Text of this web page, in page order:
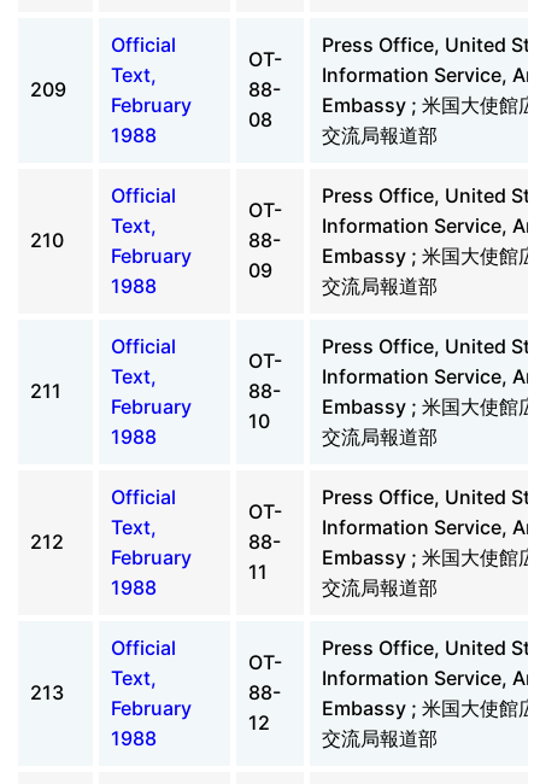
209
Official
Text,
February
1988
OT-
88-
08
Press Office, United
Information Service,
Embassy ; 米国大使館
交流局報道部
210
Official
Text,
February
1988
OT-
88-
09
Press Office, United
Information Service,
Embassy ; 米国大使館
交流局報道部
211
Official
Text,
February
1988
OT-
88-
10
Press Office, United
Information Service,
Embassy ; 米国大使館
交流局報道部
212
Official
Text,
February
1988
OT-
88-
11
Press Office, United
Information Service,
Embassy ; 米国大使館
交流局報道部
213
Official
Text,
February
1988
OT-
88-
12
Press Office, United
Information Service,
Embassy ; 米国大使館
交流局報道部